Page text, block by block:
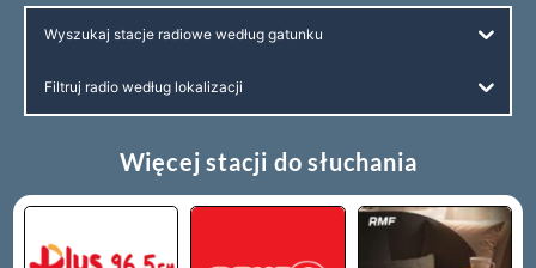
Wyszukaj stacje radiowe według gatunku
Filtruj radio według lokalizacji
Więcej stacji do słuchania